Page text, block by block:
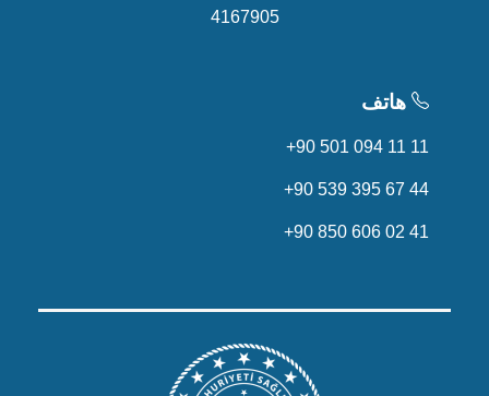
4167905
هاتف
+90 501 094 11 11
+90 539 395 67 44
+90 850 606 02 41